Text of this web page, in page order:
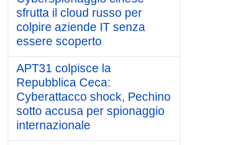
sfrutta il cloud russo per
colpire aziende IT senza
essere scoperto
APT31 colpisce la
Repubblica Ceca:
Cyberattacco shock, Pechino
sotto accusa per spionaggio
internazionale